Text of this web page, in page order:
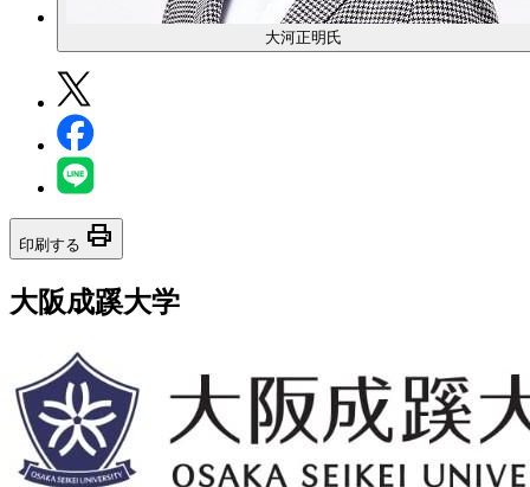
大河正明氏
印刷する print
大阪成蹊大学